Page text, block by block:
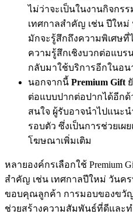
ไม่ว่าจะเป็นในงานกิจกร
เทศกาลสำคัญ เช่น ปีให
มักจะรู้สึกถึงความพิเศษที่
ความรู้สึกเชิงบวกต่อแบร
กลับมาใช้บริการอีกในอน
นอกจากนี้ Premium Gift
ต่อแบบปากต่อปากได้อีก
สนใจ ผู้รับอาจนำไปแนะ
รอบตัว ซึ่งเป็นการช่วยเ
โฆษณาเพิ่มเติม
หลายองค์กรเลือกใช้ Premium
สำคัญ เช่น เทศกาลปีใหม่ วันค
ขอบคุณลูกค้า การมอบของขวัญ
ช่วยสร้างความสัมพันธ์ที่ดีและท